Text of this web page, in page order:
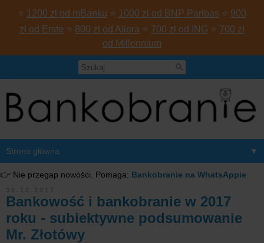
⭐ 1200 zł od mBanku ⭐ 1000 zł od BNP Paribas ⭐ 900
zł od Erste ⭐ 800 zł od Aliora ⭐ 700 zł od ING ⭐ 700 zł
od Millennium
▼
👉 Nie przegap nowości. Pomaga: Bankobranie na WhatsAppie
Bankowość i bankobranie w 2017
roku - subiektywne podsumowanie
Mr. Złotówy